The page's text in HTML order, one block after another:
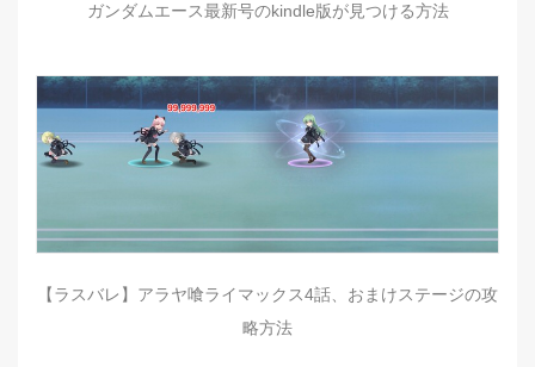
ガンダムエース最新号のkindle版が見つける方法
【ラスバレ】アラヤ喰ライマックス4話、おまけステージの攻
略方法